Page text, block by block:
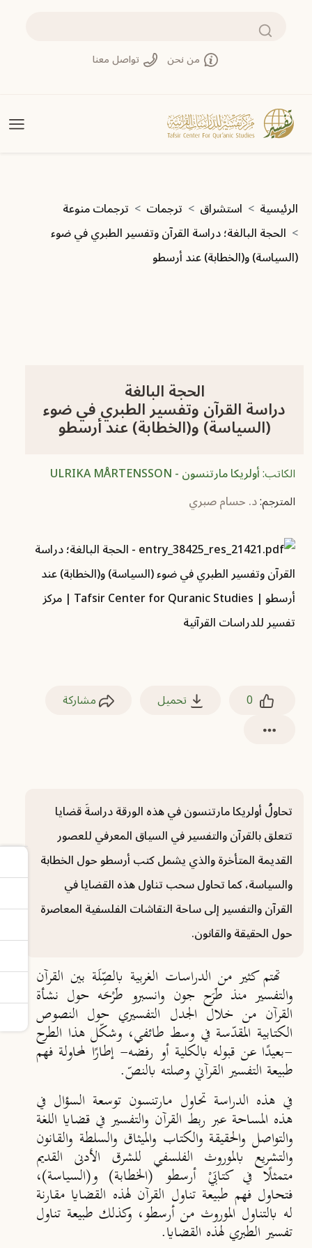
بحث
من نحن تواصل معنا
مسار التنقل
الرئيسية استشراق ترجمات
ترجمات منوعة
الحجة البالغة؛ دراسة القرآن وتفسير الطبري في ضوء
(السياسة) و(الخطابة) عند أرسطو
الحجة البالغة
دراسة القرآن وتفسير الطبري في ضوء
(السياسة) و(الخطابة) عند أرسطو
الكاتب:أولريكا مارتنسون - ULRIKA MÅRTENSSON
المترجم:د. حسام صبري
0 تحميل مشاركة
تحاولُ أولريكا مارتنسون في هذه الورقة دراسةَ قضايا
تتعلق بالقرآن والتفسير في السياق المعرفي للعصور
القديمة المتأخرة والذي يشمل كتب أرسطو حول الخطابة
والسياسة، كما تحاول سحب تناول هذه القضايا في
القرآن والتفسير إلى ساحة النقاشات الفلسفية المعاصرة
حول الحقيقة والقانون.
تهتم كثير من الدراسات الغربية بالصِّلَة بين القرآن
والتفسير منذ طَرَح جون وانسبرو طَرْحَه حول نشأة
القرآن من خلال الجدل التفسيري حول النصوص
الكتابية المقدّسة في وسط طائفي، وشكّل هذا الطرح
-بعيدًا عن قبوله بالكلية أو رفضه- إطارًا لمحاولة فهم
طبيعة التفسير القرآني وصلته بالنصّ.
في هذه الدراسة تحاول مارتنسون توسعة السؤال في
هذه المساحة عبر ربط القرآن والتفسير في قضايا اللغة
والتواصل والحقيقة والكتاب والميثاق والسلطة والقانون
والتشريع بالموروث الفلسفي للشرق الأدنى القديم
متمثلًا في كتابَيْ أرسطو (الخطابة) و(السياسة)،
فتحاول فهم طبيعة تناول القرآن لهذه القضايا مقارنة
له بالتناول الموروث من أرسطو، وكذلك طبيعة تناول
تفسير الطبري لهذه القضايا.